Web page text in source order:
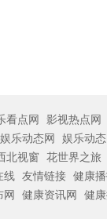
看点网
影视热点网
娱乐动态网
娱乐动
北视窗
花世界之旅
线 友情链接 健康
网 健康资讯网 健